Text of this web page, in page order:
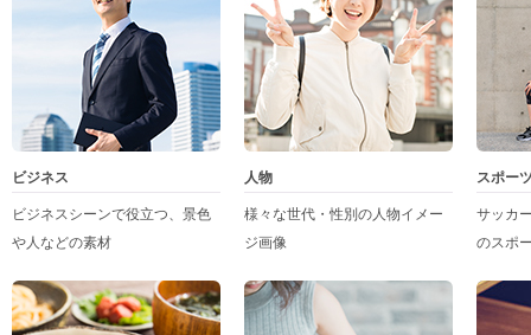
ビジネス
ビジネスシーンで役立つ、景色
や人などの素材
人物
様々な世代・性別の人物イメー
ジ画像
スポー
サッカ
のスポ